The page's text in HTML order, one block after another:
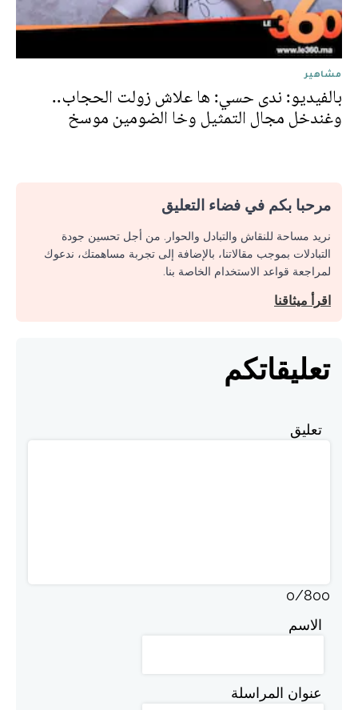
مشاهير
بالفيديو: ندى حسي: ها علاش زولت الحجاب..
وغندخل مجال التمثيل وخا الضومين موسخ
مرحبا بكم في فضاء التعليق
نريد مساحة للنقاش والتبادل والحوار. من أجل تحسين جودة
التبادلات بموجب مقالاتنا، بالإضافة إلى تجربة مساهمتك، ندعوك
لمراجعة قواعد الاستخدام الخاصة بنا.
اقرأ ميثاقنا
تعليقاتكم
تعليق
0/800
الاسم
عنوان المراسلة